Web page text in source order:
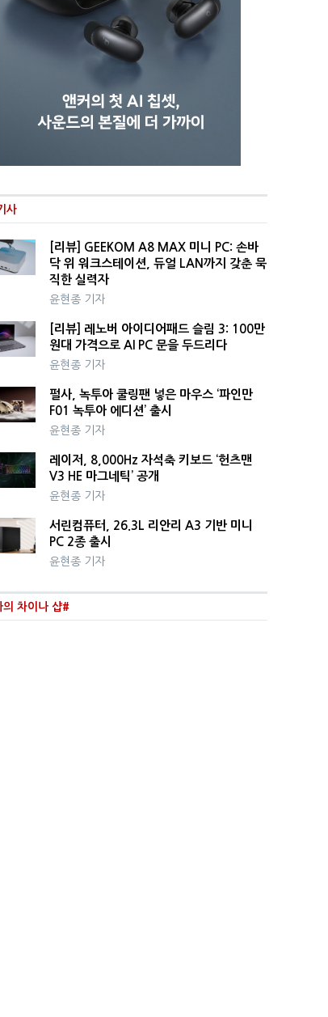
사
[리뷰] GEEKOM A8 MAX 미니 PC: 손바
닥 위 워크스테이션, 듀얼 LAN까지 갖춘 묵
직한 실력자
윤현종 기자
[리뷰] 레노버 아이디어패드 슬림 3: 100만
원대 가격으로 AI PC 문을 두드리다
윤현종 기자
펄사, 녹투아 쿨링팬 넣은 마우스 ‘파인만
F01 녹투아 에디션’ 출시
윤현종 기자
레이저, 8,000Hz 자석축 키보드 ‘헌츠맨
V3 HE 마그네틱’ 공개
윤현종 기자
서린컴퓨터, 26.3L 리안리 A3 기반 미니
PC 2종 출시
윤현종 기자
의 차이나 샵#